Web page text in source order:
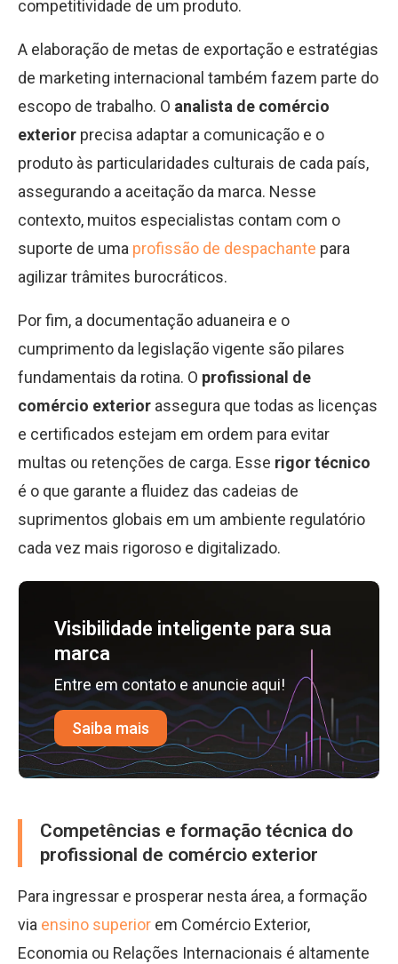
competitividade de um produto.
A elaboração de metas de exportação e estratégias
de marketing internacional também fazem parte do
escopo de trabalho. O analista de comércio
exterior precisa adaptar a comunicação e o
produto às particularidades culturais de cada país,
assegurando a aceitação da marca. Nesse
contexto, muitos especialistas contam com o
suporte de uma profissão de despachante para
agilizar trâmites burocráticos.
Por fim, a documentação aduaneira e o
cumprimento da legislação vigente são pilares
fundamentais da rotina. O profissional de
comércio exterior assegura que todas as licenças
e certificados estejam em ordem para evitar
multas ou retenções de carga. Esse rigor técnico
é o que garante a fluidez das cadeias de
suprimentos globais em um ambiente regulatório
cada vez mais rigoroso e digitalizado.
Visibilidade inteligente para sua
marca
Entre em contato e anuncie aqui!
Saiba mais
Competências e formação técnica do
profissional de comércio exterior
Para ingressar e prosperar nesta área, a formação
via ensino superior em Comércio Exterior,
Economia ou Relações Internacionais é altamente